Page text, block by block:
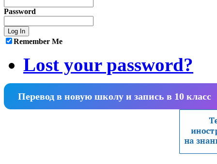
Password
Remember Me
Lost your password?
Перевод в новую школу и запись в 10 класс